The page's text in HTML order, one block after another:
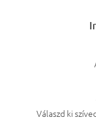
Válaszd ki